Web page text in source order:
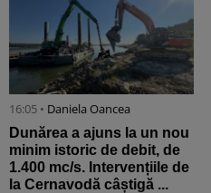
16:05 • Daniela Oancea
Dunărea a ajuns la un nou
minim istoric de debit, de
1.400 mc/s. Intervențiile de
la Cernavodă câștigă ...